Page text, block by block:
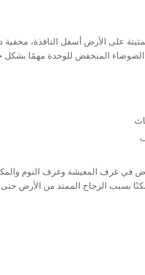
على الأرض أسفل النافذة،
الضوضاء المنخفض للوحدة مهمًا
في غرف المعيشة وغرف النوم
بسبب الزجاج الممتد من الأرض